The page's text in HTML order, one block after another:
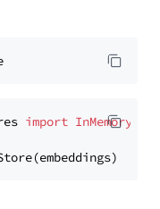
import